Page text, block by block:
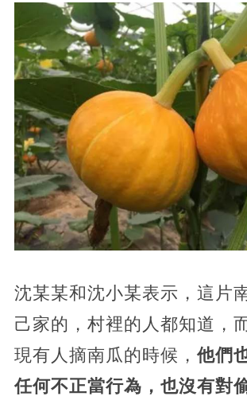
沈某某和沈小某表示，這片
己家的，村裡的人都知道，
現有人摘南瓜的時候， 他們
任何不正當行為，也沒有對